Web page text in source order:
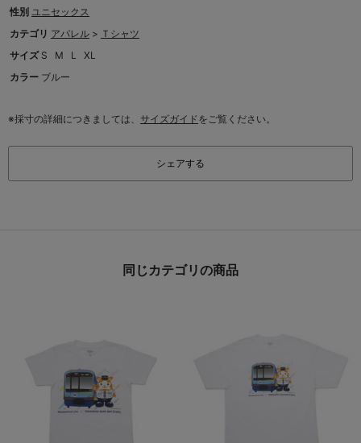
性別 ユニセックス
カテゴリ アパレル > Ｔシャツ
サイズ S M L
XL
カラー ブルー
※採寸の詳細につきましては、 サイズガイドをご覧ください。
シェアする
同じカテゴリの商品